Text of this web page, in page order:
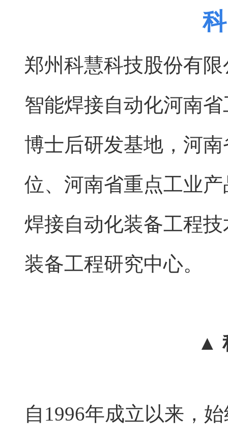
郑州科慧科技股份有
智能焊接自动化河南
博士后研发基地，河
位、河南省重点工业
焊接自动化装备工程
装备工程研究中心。
▲
自1996年成立以来，